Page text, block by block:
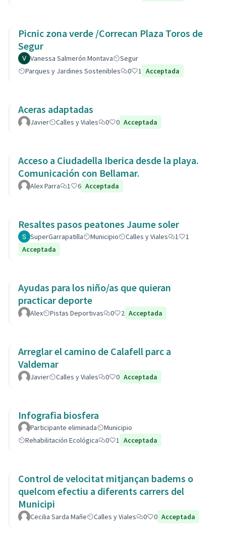
Picnic zona verde /Correcan Plaza Toros de
Segur
Vanessa Salmerón Montava
Segur
Parques y Jardines Sostenibles
0 1 Acceptada
Aceras adaptadas
Javier Calles y Viales 0 0 Acceptada
Acceso a Ciudadella Iberica desde la playa.
Comunicación con Bellamar.
Alex Parra 1 6 Acceptada
Resaltes pasos peatones Jaume soler
SuperGarrapatilla Municipio Calles y Viales 1
1
Acceptada
Ayudas para los niño/as que quieran
practicar deporte
Alex Pistas Deportivas 0 2 Acceptada
Arreglar el camino de Calafell parc a
Valdemar
Javier Calles y Viales 0 0 Acceptada
Infografia biosfera
Participante eliminada
Municipio
Rehabilitación Ecológica
0 1 Acceptada
Control de velocitat mitjançan badems o
quelcom efectiu a diferents carrers del
Municipi
Cecilia Sarda Mañe Calles y Viales 0 0 Acceptada